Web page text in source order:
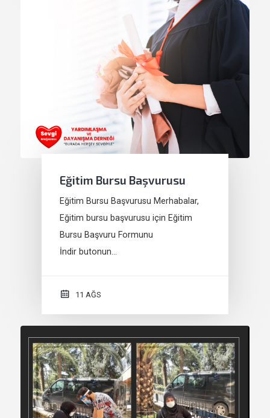
Eğitim Bursu Başvurusu
Eğitim Bursu Başvurusu Merhabalar,
Eğitim bursu başvurusu için Eğitim
Bursu Başvuru Formunu
İndir butonun…
11 AĞS